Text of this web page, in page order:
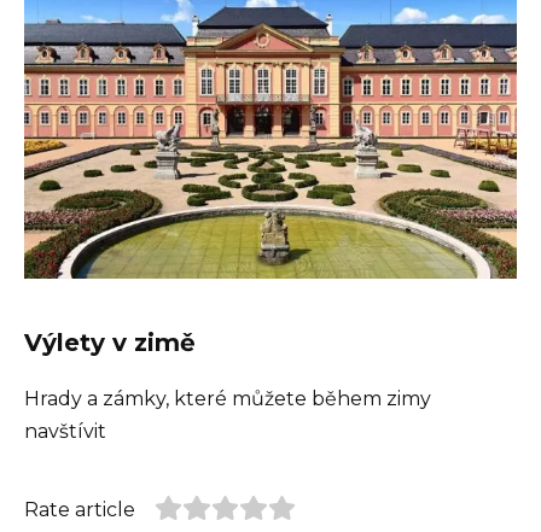
Výlety v zimě
Hrady a zámky, které můžete během zimy
navštívit
Rate article